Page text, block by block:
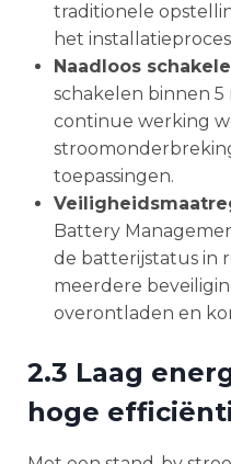
traditionele
het
Naadloos
schakelen binnen 5
continue werking
toepassingen.
Battery
de batterijstatus in
meerdere
overontladen en
2.3 Laag
hoge